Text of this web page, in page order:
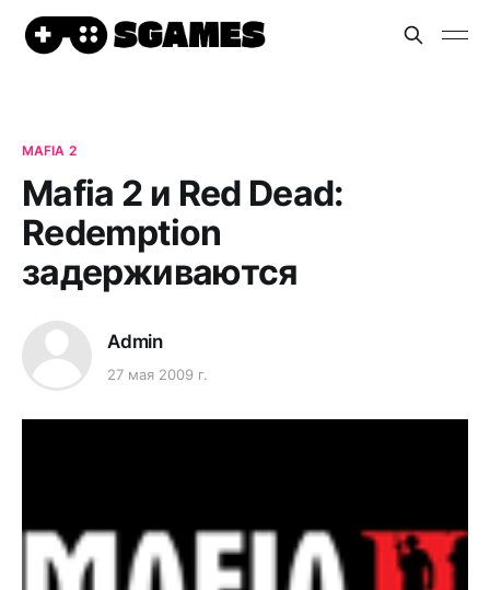
MAFIA 2
Mafia 2 и Red Dead:
Redemption
задерживаются
Admin
27 мая 2009 г.